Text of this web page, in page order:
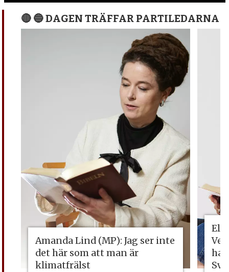
🔴 🔵 DAGEN TRÄFFAR PARTILEDARNA
Amanda Lind (MP): Jag ser inte
det här som att man är
klimatfrälst
ha